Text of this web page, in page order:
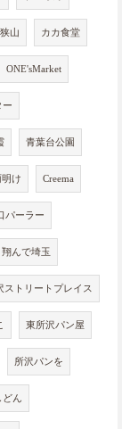
山 カカ食堂
ONE'sMarket
ー
青葉台公園
け Creema
パーラー
翔んで埼玉
ストリートプレイス
東所沢パン屋
所沢パンを
どん